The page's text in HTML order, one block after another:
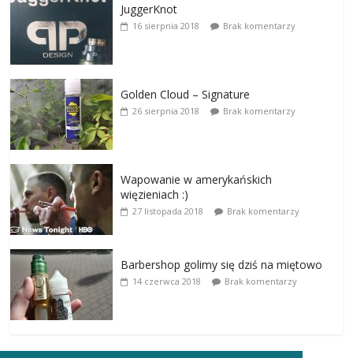
JuggerKnot
16 sierpnia 2018 Brak komentarzy
Golden Cloud – Signature
26 sierpnia 2018 Brak komentarzy
Wapowanie w amerykańskich
więzieniach :)
27 listopada 2018 Brak komentarzy
Barbershop golimy się dziś na miętowo
14 czerwca 2018 Brak komentarzy